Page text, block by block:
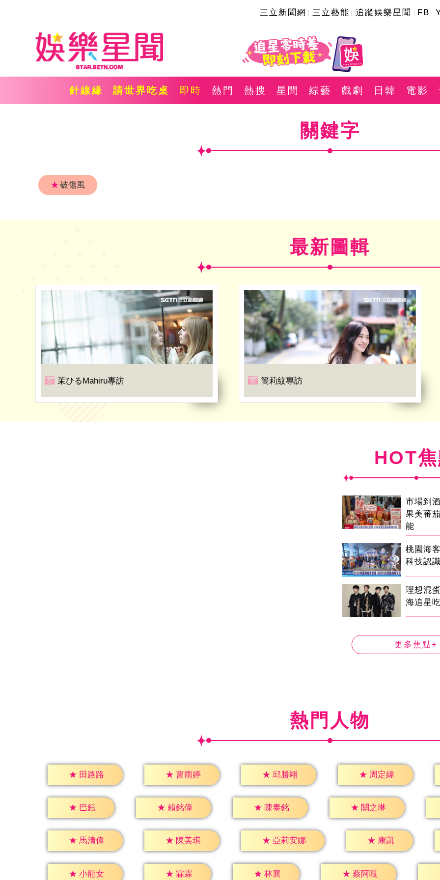
三立新聞網 三立藝能 追蹤娛樂星聞 FB
針線緣 請世界吃桌 即時 熱門 熱搜 星聞 綜藝 戲劇 日韓 電影
關鍵字
★破傷風
最新圖輯
茉ひるMahiru專訪 簡莉紋專訪
HOT
市場到
果美蕃
能
桃園海
科技認
理想混
海追星
更多焦點+
熱門人物
★ 田路路 ★ 曹雨婷 ★ 邱勝翊 ★ 周定緯
★ 巴鈺 ★ 賴銘偉 ★ 陳泰銘 ★ 關之琳
★ 馬清偉 ★ 陳美琪 ★ 亞莉安娜 ★ 康凱
★ 小龍女 ★ 霖霖 ★ 林襄 ★ 蔡阿嘎